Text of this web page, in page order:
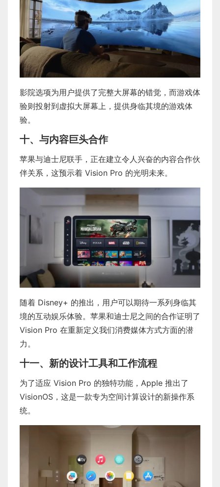
影院选项为用户提供了完整大屏幕的错觉，而游戏体
验则投射到虚拟大屏幕上，提供身临其境的游戏体
验。
十、与内容巨头合作
苹果与迪士尼联手，正在建立令人兴奋的内容合作伙
伴关系，这预示着 Vision Pro 的光明未来。
随着 Disney+ 的推出，用户可以期待一系列身临其
境的互动娱乐体验。苹果和迪士尼之间的合作证明了
Vision Pro 在重新定义我们消费媒体方式方面的潜
力。
十一、新的设计工具和工作流程
为了适应 Vision Pro 的独特功能，Apple 推出了
VisionOS，这是一款专为空间计算设计的新操作系
统。